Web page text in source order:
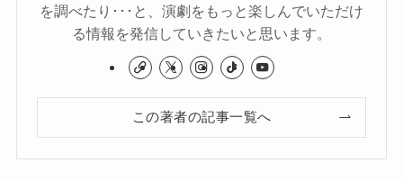
を調べたり･･･と、演劇をもっと楽しんでいただけ
る情報を発信していきたいと思います。
この著者の記事一覧へ